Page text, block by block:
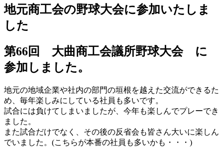
地元商工会の野球大会に参加いたしま
した
第66回 大曲商工会議所野球大会 に
参加しました。
地元の地域企業や社内の部門の垣根を越えた交流ができるた
め、毎年楽しみにしている社員も多いです。
試合には負けてしまいましたが、今年も楽しんでプレーでき
ました。
また試合だけでなく、その後の反省会も皆さん大いに楽しん
でいました。(こちらが本番の社員も多いかも・・・)